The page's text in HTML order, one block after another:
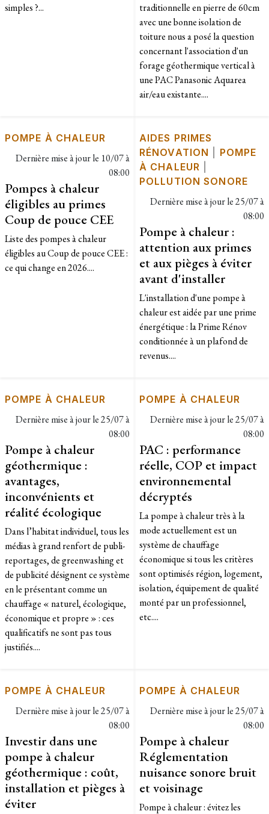
simples ?...
traditionnelle en pierre de 60cm
avec une bonne isolation de
toiture nous a posé la question
concernant l'association d'un
forage géothermique vertical à
une PAC Panasonic Aquarea
air/eau existante....
POMPE À CHALEUR
Dernière mise à jour le 10/07 à
08:00
Pompes à chaleur
éligibles au primes
Coup de pouce CEE
Liste des pompes à chaleur
éligibles au Coup de pouce CEE :
ce qui change en 2026....
AIDES PRIMES
RÉNOVATION
POMPE
À CHALEUR
POLLUTION SONORE
Dernière mise à jour le25/07 à
08:00
Pompe à chaleur :
attention aux primes
et aux pièges à éviter
avant d'installer
L'installation d'une pompe à
chaleur est aidée par une prime
énergétique : la Prime Rénov
conditionnée à un plafond de
revenus....
POMPE À CHALEUR
Dernière mise à jour le25/07 à
08:00
Pompe à chaleur
géothermique :
avantages,
inconvénients et
réalité écologique
Dans l’habitat individuel, tous les
médias à grand renfort de publi-
reportages, de greenwashing et
de publicité désignent ce système
en le présentant comme un
chauffage « naturel, écologique,
économique et propre » : ces
qualificatifs ne sont pas tous
justifiés....
POMPE À CHALEUR
Dernière mise à jour le25/07 à
08:00
PAC : performance
réelle, COP et impact
environnemental
décryptés
La pompe à chaleur très à la
mode actuellement est un
système de chauffage
économique si tous les critères
sont optimisés région, logement,
isolation, équipement de qualité
monté par un professionnel,
etc....
POMPE À CHALEUR
Dernière mise à jour le25/07 à
08:00
Investir dans une
pompe à chaleur
géothermique : coût,
installation et pièges à
éviter
POMPE À CHALEUR
Dernière mise à jour le25/07 à
08:00
Pompe à chaleur
Réglementation
nuisance sonore bruit
et voisinage
Pompe à chaleur : évitez les